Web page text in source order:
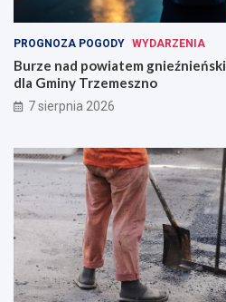
PROGNOZA POGODY WYDARZENIA
Burze nad powiatem
dla Gminy Trzemeszno
7 sierpnia 2026